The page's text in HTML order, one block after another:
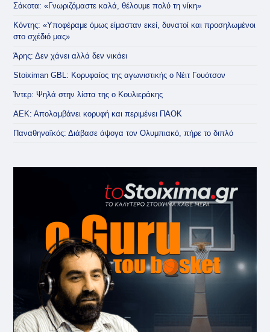
Σάκοτα: «Γνωριζόμαστε καλά, θέλουμε πολύ τη νίκη»
Κόντης: «Υποφέραμε όμως είμασταν εκεί, δυνατοί και προσηλωμένοι
στο σχέδιό μας»
Άρης: Δεν χάνει αλλά δεν νικάει
Stoiximan GBL: Κορυφαίος της αγωνιστικής ο Νέιτ Γουότσον
Ίντερ: Ψηλά στην λίστα της ο Κουλιεράκης
ΑΕΚ: Απολαμβάνει κορυφή και περιμένει ΠΑΟΚ
Παναθηναϊκός: Διάβασε άψογα τον Ολυμπιακό, πήρε το διπλό